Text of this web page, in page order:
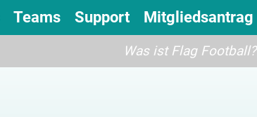
Teams Support Mitgliedsantrag
Was ist Flag Football?